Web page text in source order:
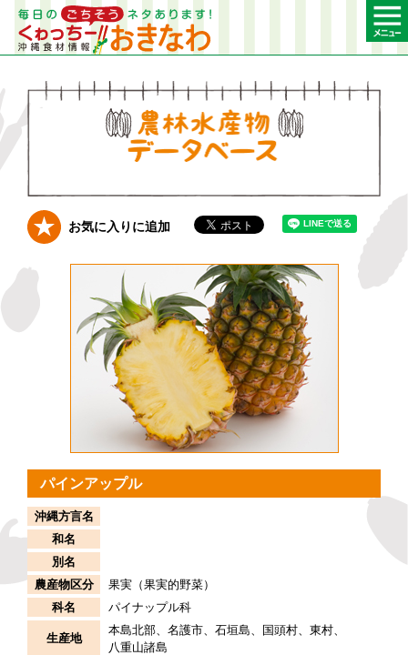
農林水産物デー
お気に入りに追加
パインアップル
沖縄方言名
和名
別名
農産物区分
果実（果実的野菜）
科名
パイナップル科
生産地
本島北部 名護市 石垣島 国頭村
東村
八重山諸島